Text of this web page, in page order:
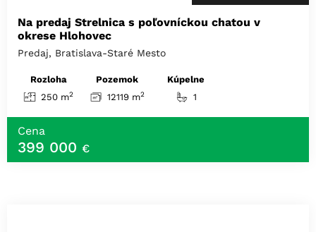
Na predaj Strelnica s poľovníckou chatou v
okrese Hlohovec
Predaj, Bratislava-Staré Mesto
Rozloha
250 m2
Pozemok
12119 m2
Kúpelne
1
Cena
399 000 €